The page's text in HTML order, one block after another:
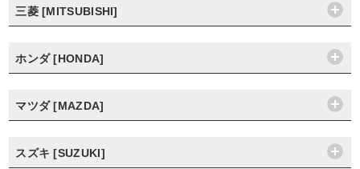
三菱 [MITSUBISHI]
ホンダ [HONDA]
マツダ [MAZDA]
スズキ [SUZUKI]